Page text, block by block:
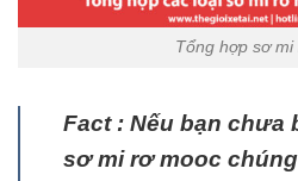
Tổng hợp sơ mi
Fact : Nếu bạn chưa
sơ mi rơ mooc